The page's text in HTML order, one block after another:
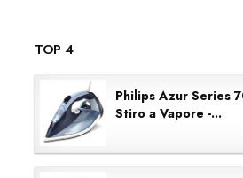
TOP 4
Philips Azur Series
Stiro a Vapore -...